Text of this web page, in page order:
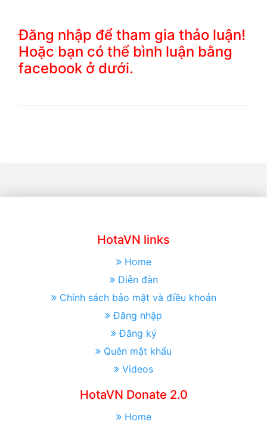
Đăng nhập để tham gia thảo luận!
Hoặc bạn có thể bình luận bằng
facebook ở dưới.
HotaVN links
Home
Diễn đàn
Chính sách bảo mật và điều khoản
Đăng nhập
Đăng ký
Quên mật khẩu
Videos
HotaVN Donate 2.0
Home